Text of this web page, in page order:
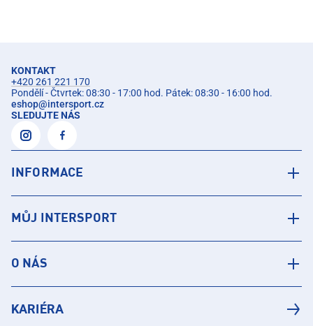
KONTAKT
+420 261 221 170
Pondělí - Čtvrtek: 08:30 - 17:00 hod. Pátek: 08:30 - 16:00 hod.
eshop@intersport.cz
SLEDUJTE NÁS
INFORMACE
MŮJ INTERSPORT
O NÁS
KARIÉRA